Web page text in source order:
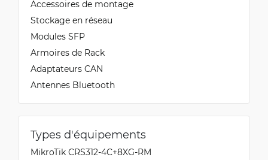
Accessoires de montage
Stockage en réseau
Modules SFP
Armoires de Rack
Adaptateurs CAN
Antennes Bluetooth
Types d'équipements
MikroTik CRS312-4C+8XG-RM